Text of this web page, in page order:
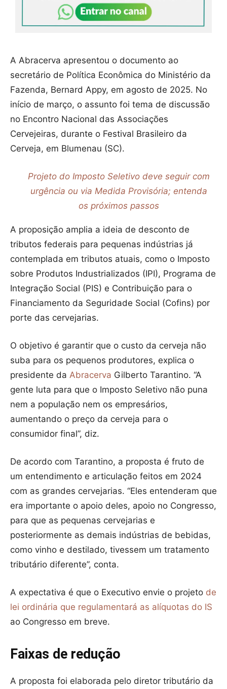
A Abracerva apresentou o documento ao
secretário de Política Econômica do Ministério da
Fazenda, Bernard Appy, em agosto de 2025. No
início de março, o assunto foi tema de discussão
no Encontro Nacional das Associações
Cervejeiras, durante o Festival Brasileiro da
Cerveja, em Blumenau (SC).
Projeto do Imposto Seletivo deve seguir com
urgência ou via Medida Provisória; entenda
os próximos passos
A proposição amplia a ideia de desconto de
tributos federais para pequenas indústrias já
contemplada em tributos atuais, como o Imposto
sobre Produtos Industrializados (IPI), Programa de
Integração Social (PIS) e Contribuição para o
Financiamento da Seguridade Social (Cofins) por
porte das cervejarias.
O objetivo é garantir que o custo da cerveja não
suba para os pequenos produtores, explica o
presidente da Abracerva Gilberto Tarantino. “A
gente luta para que o Imposto Seletivo não puna
nem a população nem os empresários,
aumentando o preço da cerveja para o
consumidor final”, diz.
De acordo com Tarantino, a proposta é fruto de
um entendimento e articulação feitos em 2024
com as grandes cervejarias. “Eles entenderam que
era importante o apoio deles, apoio no Congresso,
para que as pequenas cervejarias e
posteriormente as demais indústrias de bebidas,
como vinho e destilado, tivessem um tratamento
tributário diferente”, conta.
A expectativa é que o Executivo envie o projeto de
lei ordinária que regulamentará as alíquotas do IS
ao Congresso em breve.
Faixas de redução
A proposta foi elaborada pelo diretor tributário da